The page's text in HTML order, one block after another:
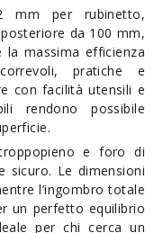
per rubinetto,
da 100 mm,
massima efficienza
pratiche e
con facilità utensili e
rendono possibile
e foro di
sicuro. Le dimensioni
l’ingombro totale
un perfetto equilibrio
per chi cerca un